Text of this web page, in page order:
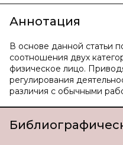
Аннотация
В основе данной статьи
соотношения двух
физическое лицо.
регулирования
различия с обычными